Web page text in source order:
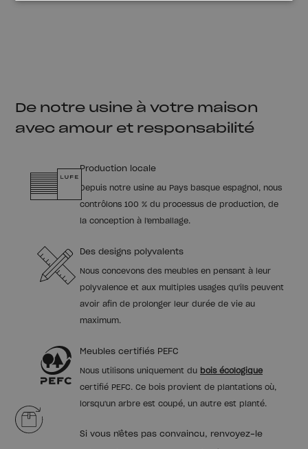
De notre usine à votre maison
avec amour et responsabilité
Production locale
Depuis notre usine au Pays basque espagnol, nous
contrôlons 100 % du processus de production, de
la conception à l'emballage.
Des designs polyvalents
Nous concevons des meubles en pensant à leur
polyvalence et aux multiples usages qu'ils peuvent
avoir afin de prolonger leur durée de vie au
maximum.
Meubles certifiés PEFC
Nous utilisons uniquement du bois écologique
certifié PEFC. Ce bois provient de plantations où,
lorsqu'un arbre est coupé, un autre est planté.
Si vous n'êtes pas convaincu, renvoyez-le